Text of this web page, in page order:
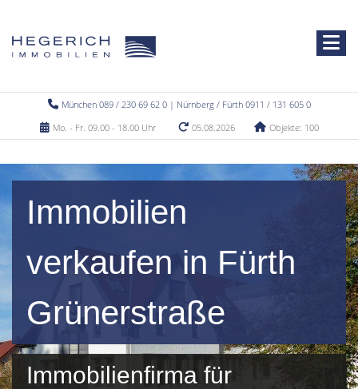
München 089 / 230 69 62 0 | Nürnberg / Fürth 0911 / 131 605 0
Mo. - Fr. 09.00 - 18.00 Uhr
05.08.2026 Objekte: 100
Immobilien
verkaufen in Fürth
Grünerstraße
Immobilienfirma für